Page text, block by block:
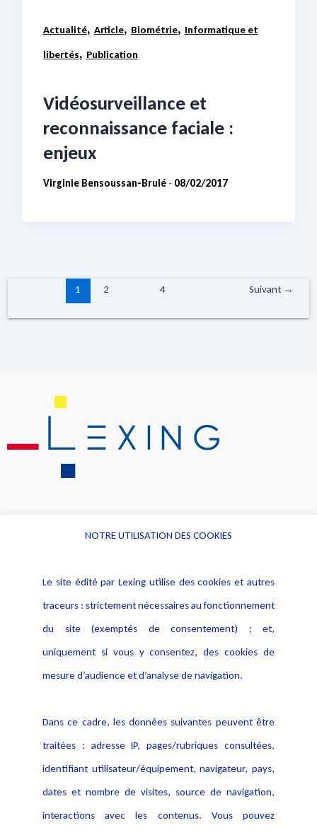
Actualité, Article, Biométrie, Informatique et
libertés, Publication
Vidéosurveillance et
reconnaissance faciale :
enjeux
Virginie Bensoussan-Brulé - 08/02/2017
1 2 4 Suivant →
Alerte professionnelle
Déclaration d'accessibilité
Notice Légale
Politique de protection des
données
Publications
NOTRE UTILISATION DES COOKIES
Le site édité par Lexing utilise des cookies et autres
traceurs : strictement nécessaires au fonctionnement
du site (exemptés de consentement) ; et,
uniquement si vous y consentez, des cookies de
mesure d’audience et d’analyse de navigation.
Dans ce cadre, les données suivantes peuvent être
traitées : adresse IP, pages/rubriques consultées,
identifiant utilisateur/équipement, navigateur, pays,
dates et nombre de visites, source de navigation,
interactions avec les contenus. Vous pouvez